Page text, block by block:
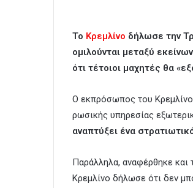
Το Κρεμλίνο δήλωσε την
ομιλούνται μεταξύ
ότι τέτοιοι μαχητές θα
Ο εκπρόσωπος του
ρωσικής υπηρεσίας
αναπτύξει ένα
Παράλληλα, αναφέρθηκε και
Κρεμλίνο δήλωσε ότι δεν